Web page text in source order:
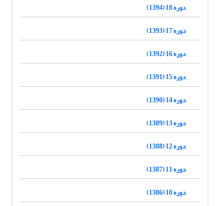
دوره 18 (1394)
دوره 17 (1393)
دوره 16 (1392)
دوره 15 (1391)
دوره 14 (1390)
دوره 13 (1389)
دوره 12 (1388)
دوره 11 (1387)
دوره 10 (1386)